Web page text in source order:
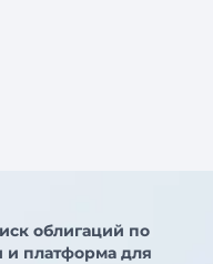
облигаций по
и платформа для